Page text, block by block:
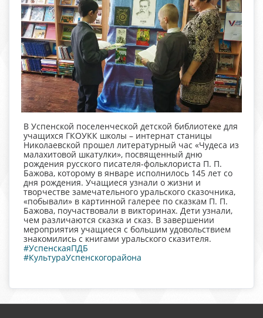
В Успенской поселенческой детской библиотеке для
учащихся ГКОУКК школы – интернат станицы
Николаевской прошел литературный час «Чудеса из
малахитовой шкатулки», посвященный дню
рождения русского писателя-фольклориста П. П.
Бажова, которому в январе исполнилось 145 лет со
дня рождения. Учащиеся узнали о жизни и
творчестве замечательного уральского сказочника,
«побывали» в картинной галерее по сказкам П. П.
Бажова, поучаствовали в викторинах. Дети узнали,
чем различаются сказка и сказ. В завершении
мероприятия учащиеся с большим удовольствием
знакомились с книгами уральского сказителя.
#УспенскаяПДБ
#КультураУспенскогорайона